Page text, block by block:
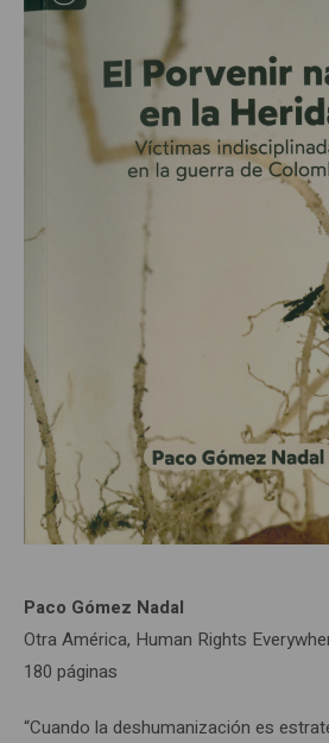
Paco Gómez Nadal
Otra América, Human Rights
180 páginas
“Cuando la deshumanización es